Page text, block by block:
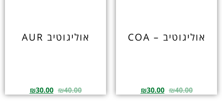
אוליגוטיב – COA
₪40.00
₪30.00
אוליגוטיב AUR
₪40.00
₪30.00